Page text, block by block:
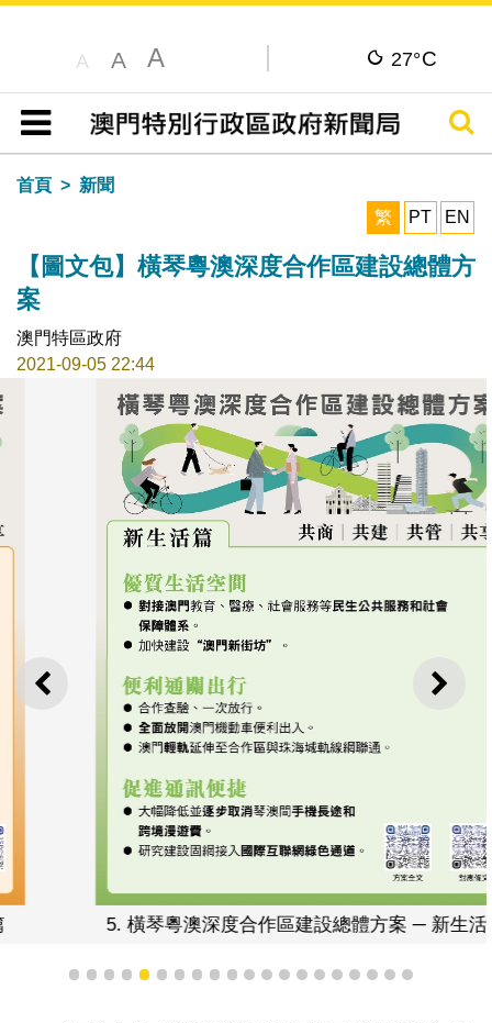
A A A 27°C
目錄
搜尋
首頁
新聞
繁
PT EN
【圖文包】橫琴粵澳深度合作區建設總體方
案
澳門特區政府
2021-09-05 22:44
上一則 下一
5. 橫琴粵澳深度合作區建設總體方案 ─ 新生活篇
1 2 3 4 5 6 7 8 9 1011121314151617181920